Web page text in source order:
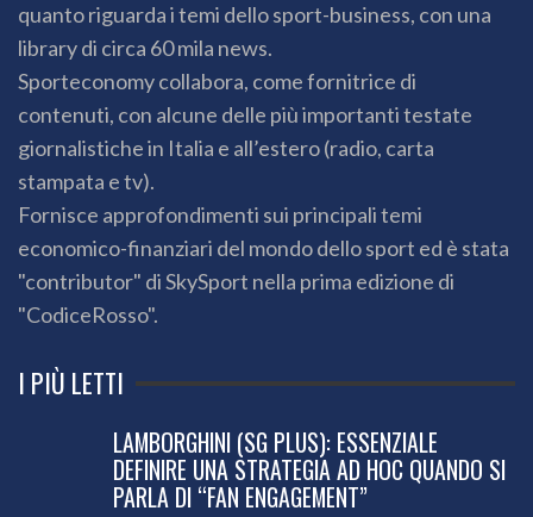
quanto riguarda i temi dello sport-business, con una
library di circa 60 mila news.
Sporteconomy collabora, come fornitrice di
contenuti, con alcune delle più importanti testate
giornalistiche in Italia e all’estero (radio, carta
stampata e tv).
Fornisce approfondimenti sui principali temi
economico-finanziari del mondo dello sport ed è stata
"contributor" di SkySport nella prima edizione di
"CodiceRosso".
I PIÙ LETTI
LAMBORGHINI (SG PLUS): ESSENZIALE
DEFINIRE UNA STRATEGIA AD HOC QUANDO SI
PARLA DI “FAN ENGAGEMENT”